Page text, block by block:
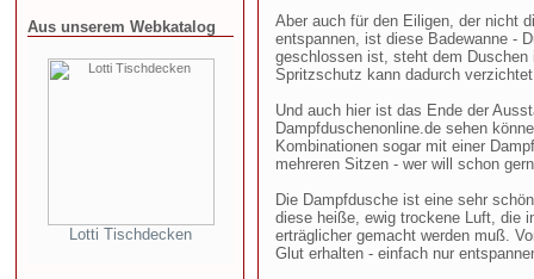
Aus unserem Webkatalog
Lotti Tischdecken
Aber auch für den Eiligen, der nicht
entspannen, ist diese Badewanne -
geschlossen ist, steht dem
Spritzschutz kann dadurch
Und auch hier ist das Ende der
Dampfduschenonline.de sehen
Kombinationen sogar mit einer
mehreren Sitzen - wer will schon
Die Dampfdusche ist eine sehr
diese heiße, ewig trockene Luft, die
erträglicher gemacht werden muß.
Glut erhalten - einfach nur